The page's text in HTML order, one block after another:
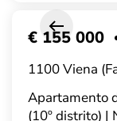
Apartamento
(10º distrito) |
€ 155 000
1100 Viena